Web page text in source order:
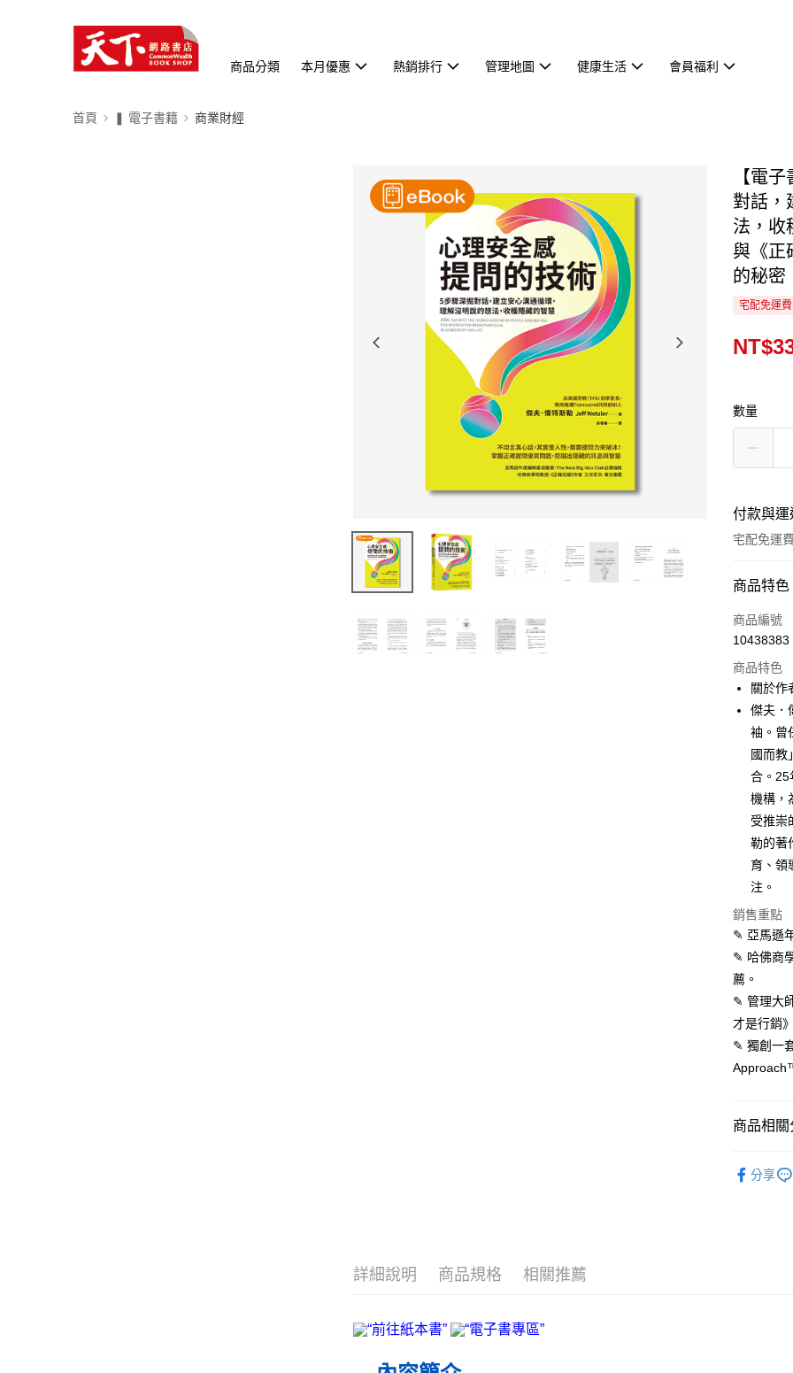
商品分類 本月優惠 熱銷排行 管理地圖 健康生活 會員福利
首頁 ❚ 電子書籍 商業財經
【電
對話，
法，
與《正
的秘密
宅配免運費
數量
付款與
宅配免運
付款方式
信用卡一
Apple Pay
街口支付
悠遊付
ATM付款
運送方式
宅配
每筆
數位商品
免運費
數位商品
免運費
離島宅配
每筆
雜誌海外
商品特色
商品編號
10438383
商品特色
關於作
傑夫．
袖。曾
國而教
合。25
機構，
受推崇
勒的著
育、領
注。
銷售重點
✎ 亞馬遜
✎ 哈佛商
薦。
✎ 管理大
才是行銷
✎ 獨創一
商品相關
分享
詳細說明 商品規格 相關推薦